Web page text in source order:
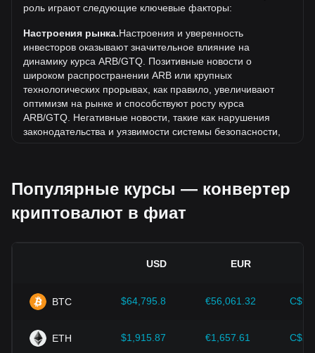
Какова динамика цен в GTQ?
За последние 7 дней обменный курс Arbitrum (ARB)
Arbitrum (ARB) вырос на 0.91% по отношению к
следующей валюте: Гватемальский кетсаль (GTQ).
роль играют следующие ключевые факторы:
Настроения рынка.Настроения и уверенность
инвесторов оказывают значительное влияние на
динамику курса ARB/GTQ. Позитивные новости о
широком распространении ARB или крупных
технологических прорывах, как правило, увеличивают
оптимизм на рынке и способствуют росту курса
ARB/GTQ. Негативные новости, такие как нарушения
законодательства и уязвимости системы безопасности,
Нормативно-правовая база. Государственная политика
и нормативные акты, регулирующие криптовалюты,
оказывают непосредственное влияние на их принятие.
доверие инвесторов к криптовалютам и способствовать
строгая политика регуляторов может помешать развитию
криптовалют и привести к падению их стоимости.
Экономические показатели.Макроэкономические
Популярные курсы — конвертер
криптовалют в фиат
USD EUR
BTC $64,795.8 €56,061.32
ETH $1,915.87 €1,657.61